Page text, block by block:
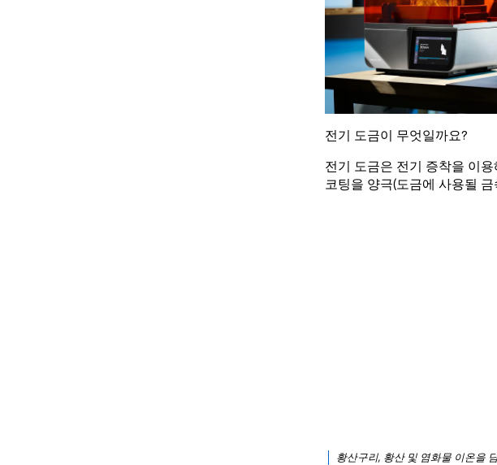
전기 도금이 무엇일까요?
전기 도금은 전기 증착을 이
코팅을 양극(도금에 사용될
황산구리, 황산 및 염화물 이온을